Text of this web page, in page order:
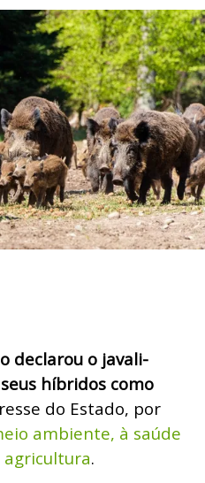
declarou o javali-
híbridos como
do Estado, por
ambiente, à saúde
agricultura.